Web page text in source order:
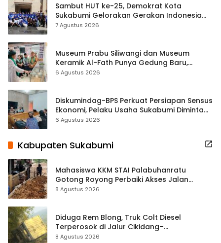
Sambut HUT ke-25, Demokrat Kota
Sukabumi Gelorakan Gerakan Indonesia
ASRI Lewat Aksi Bersih Masjid Agung
7 Agustus 2026
Museum Prabu Siliwangi dan Museum
Keramik Al-Fath Punya Gedung Baru,
Hampir 500 Koleksi Dipisahkan
6 Agustus 2026
Diskumindag-BPS Perkuat Persiapan Sensus
Ekonomi, Pelaku Usaha Sukabumi Diminta
Terbuka Beri Data
6 Agustus 2026
Kabupaten Sukabumi
Mahasiswa KKM STAI Palabuhanratu
Gotong Royong Perbaiki Akses Jalan
Majelis Ta’lim di Sagaranten
8 Agustus 2026
Diduga Rem Blong, Truk Colt Diesel
Terperosok di Jalur Cikidang–
Palabuhanratu
8 Agustus 2026